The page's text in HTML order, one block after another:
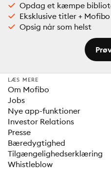
Opdag et kæmpe
Eksklusive titler +
Opsig når som helst
LÆS MERE
Om Mofibo
Jobs
Nye app-funktioner
Investor Relations
Presse
Bæredygtighed
Tilgængelighedserklæring
Whistleblow